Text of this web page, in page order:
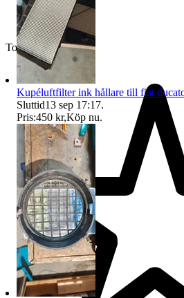
Toppsäljare
Kupéluftfilter ink hållare till fiat
Sluttid13 sep 17:17.
Pris:450 kr,Köp nu.